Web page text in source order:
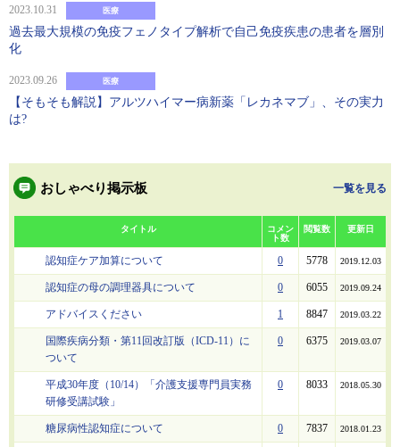
2023.10.31 医療
過去最大規模の免疫フェノタイプ解析で自己免疫疾患の患者を層別
化
2023.09.26 医療
【そもそも解説】アルツハイマー病新薬「レカネマブ」、その実力
は?
おしゃべり掲示板 一覧を見る
タイトル
コメン
ト数
閲覧数 更新日
認知症ケア加算について 0 5778 2019.12.03
認知症の母の調理器具について 0 6055 2019.09.24
アドバイスください 1 8847 2019.03.22
国際疾病分類・第11回改訂版（ICD-11）に
ついて
0 6375 2019.03.07
平成30年度（10/14）「介護支援専門員実務
研修受講試験」
0 8033 2018.05.30
糖尿病性認知症について 0 7837 2018.01.23